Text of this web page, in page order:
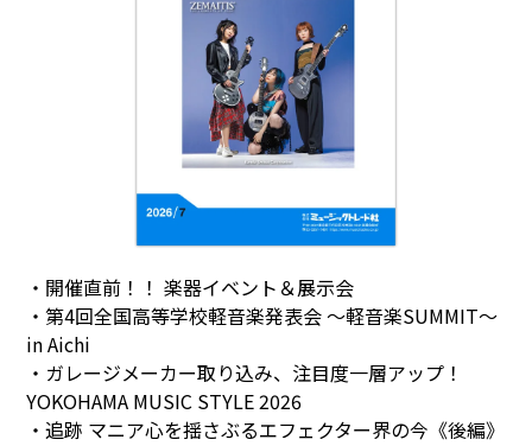
・開催直前！！ 楽器イベント＆展示会
・第4回全国高等学校軽音楽発表会 ～軽音楽SUMMIT～
in Aichi
・ガレージメーカー取り込み、注目度一層アップ！
YOKOHAMA MUSIC STYLE 2026
・追跡 マニア心を揺さぶるエフェクター界の今《後編》